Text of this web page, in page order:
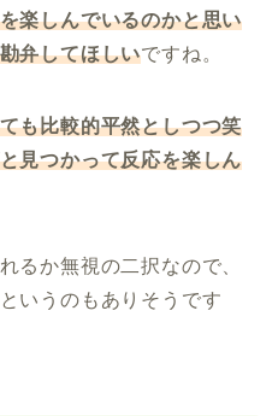
楽しんでいるのかと思い
弁してほしいですね。
も比較的平然としつつ笑
見つかって反応を楽しん
るか無視の二択なので、
いうのもありそうです